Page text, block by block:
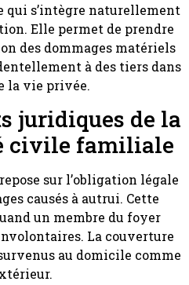
qui s’intègre naturellement
Elle permet de prendre
des dommages matériels
à des tiers dans
la vie privée.
juridiques de la
civile familiale
sur l’obligation légale
causés à autrui. Cette
un membre du foyer
La couverture
au domicile comme